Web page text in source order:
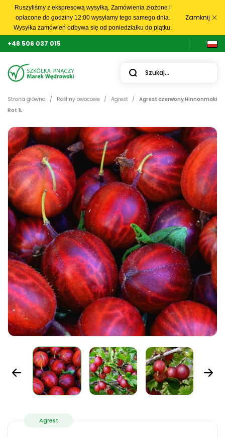
Ruszyliśmy z ekspresową wysyłką. Zamówienia złożone i
opłacone do godziny 12:00 wysyłamy tego samego dnia.
Wysyłka zamówień odbywa się od poniedziałku do piątku.
Zamknij
+48 506 037 015
Strona główna Rośliny owocowe Agrest
Agrest czerwony Hinnonmaki
Rot 1L
Agrest